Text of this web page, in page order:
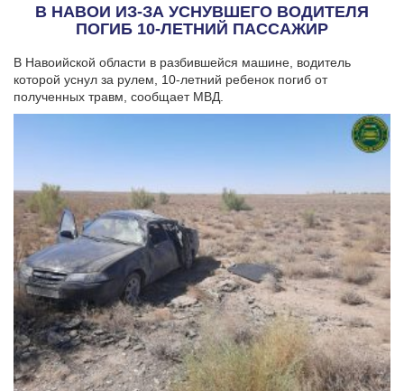
В НАВОИ ИЗ-ЗА УСНУВШЕГО ВОДИТЕЛЯ
ПОГИБ 10-ЛЕТНИЙ ПАССАЖИР
В Навоийской области в разбившейся машине, водитель
которой уснул за рулем, 10-летний ребенок погиб от
полученных травм, сообщает МВД.